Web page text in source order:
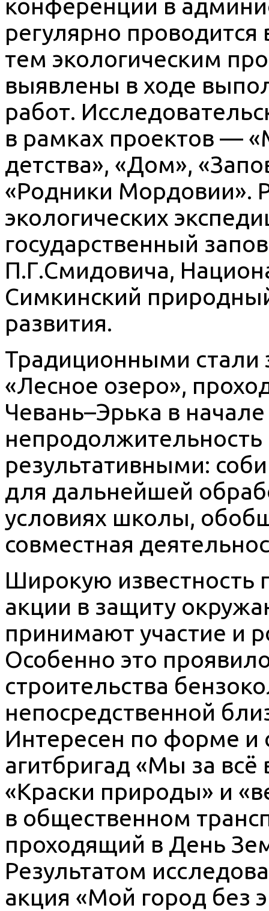
конференции в
регулярно проводится
тем экологическим
выявлены в ходе
работ.
в рамках проектов —
детства», «Дом»,
«Родники Мордовии».
экологических
государственный
П.Г.Смидовича,
Симкинский
развития.
Традиционными стали
«Лесное озеро»,
Чевань–Эрька в
результативными:
для дальнейшей
условиях школы,
совместная
Широкую известность
акции в защиту
принимают участие и
Особенно это
строительства
непосредственной
Интересен по форме и
агитбригад «Мы за всё
«Краски природы» и
в общественном
проходящий в День
Результатом
акция «Мой город без